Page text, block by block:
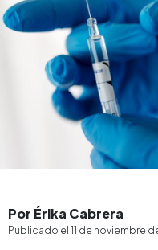
Por Érika Cabrera
Publicado el 11 de noviembre